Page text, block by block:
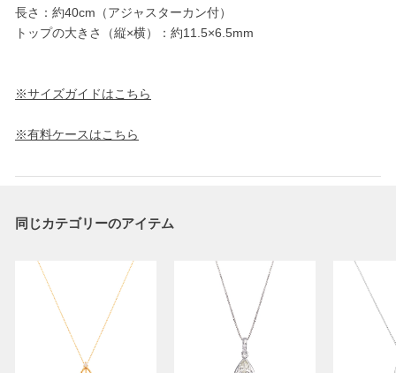
長さ：約40cm（アジャスターカン付）
トップの大きさ（縦×横）：約11.5×6.5mm
※サイズガイドはこちら
※有料ケースはこちら
同じカテゴリーのアイテム